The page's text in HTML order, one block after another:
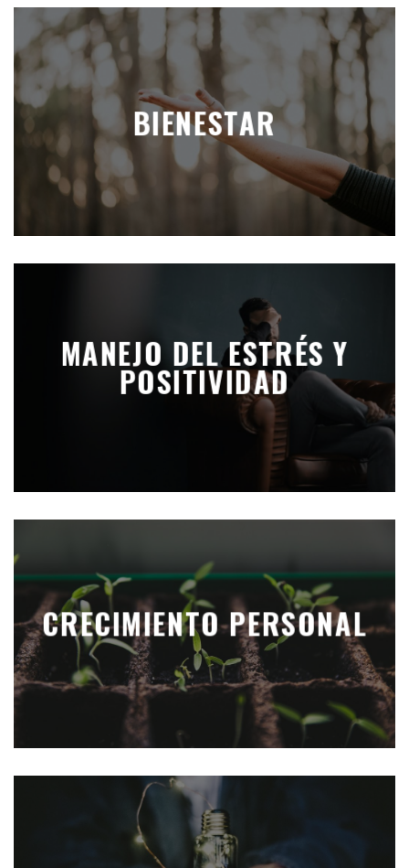
BIENESTAR
MANEJO DEL ESTRÉS Y
POSITIVIDAD
CRECIMIENTO PERSONAL